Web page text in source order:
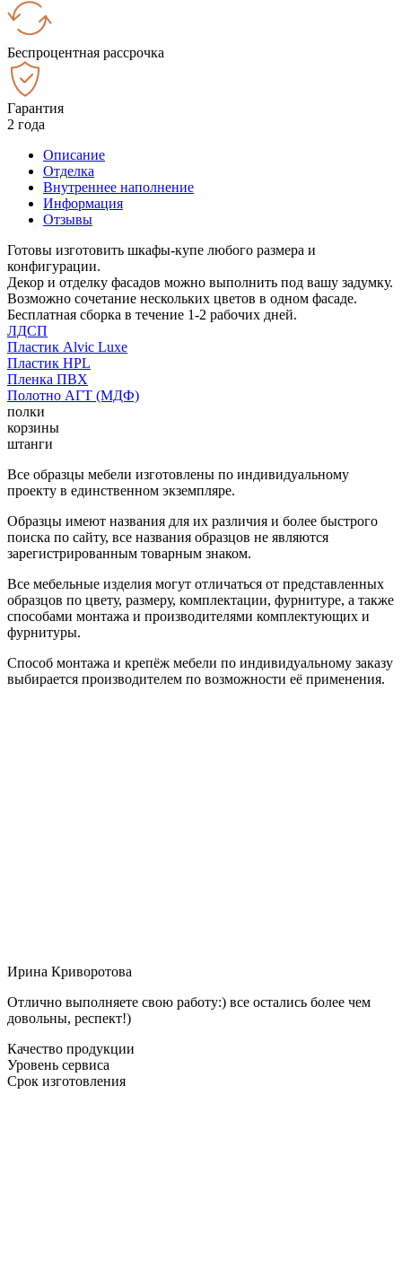
Беспроцентная рассрочка
Гарантия
2 года
Описание
Отделка
Внутреннее наполнение
Информация
Отзывы
Готовы изготовить шкафы-купе любого размера и
конфигурации.
Декор и отделку фасадов можно выполнить под вашу задумку.
Возможно сочетание нескольких цветов в одном фасаде.
Бесплатная сборка в течение 1-2 рабочих дней.
ЛДСП
Пластик Alvic Luxe
Пластик HPL
Пленка ПВХ
Полотно АГТ (МДФ)
полки
корзины
штанги
Все образцы мебели изготовлены по индивидуальному
проекту в единственном экземпляре.
Образцы имеют названия для их различия и более быстрого
поиска по сайту, все названия образцов не являются
зарегистрированным товарным знаком.
Все мебельные изделия могут отличаться от представленных
образцов по цвету, размеру, комплектации, фурнитуре, а также
способами монтажа и производителями комплектующих и
фурнитуры.
Способ монтажа и крепёж мебели по индивидуальному заказу
выбирается производителем по возможности её применения.
Ирина Криворотова
Отлично выполняете свою работу:) все остались более чем
довольны, респект!)
Качество продукции
Уровень сервиса
Срок изготовления